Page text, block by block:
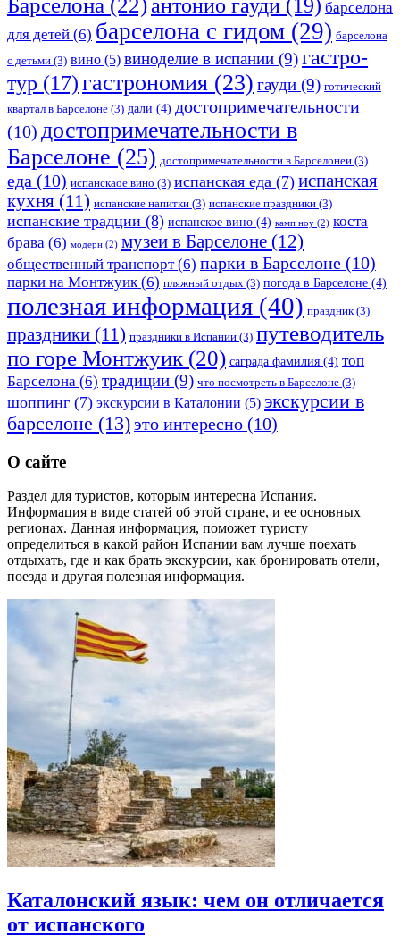
барселона
для детей (6) барселона с гидом (29) барселона
с детьми (3) вино (5) виноделие в испании (9)гастро-
тур (17)гастрономия (23) гауди (9) готический
квартал в Барселоне (3) дали (4) достопримечательности
(10) достопримечательности в
Барселоне (25) достопримечательности в Барселонеи (3)
еда (10) испанскаое вино (3) испанская еда (7) испанская
кухня (11) испанские напитки (3) испанские праздники (3)
испанские традции (8) испанское вино (4) камп ноу (2) коста
брава (6) модерн (2) музеи в Барселоне (12)
общественный транспорт(6) парки в Барселоне (10)
парки на Монтжуик(6) пляжный отдых (3) погода в Барселоне (4)
полезная информация (40) праздник(3)
праздники (11) праздники в Испании (3) путеводитель
по горе Монтжуик (20) саграда фамилия (4) топ
Барселона (6) традиции (9) что посмотреть в Барселоне (3)
шоппинг (7) экскурсии в Каталонии (5) экскурсии в
барселоне (13) это интересно (10)
О сайте
Раздел для туристов, которым интересна Испания.
Информация в виде статей об этой стране, и ее основных
регионах. Данная информация, поможет туристу
определиться в какой район Испании вам лучше поехать
отдыхать, где и как брать экскурсии, как бронировать отели,
поезда и другая полезная информация.
Каталонский язык: чем он отличается
от испанского